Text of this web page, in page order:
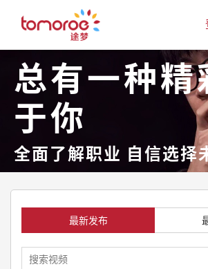
总有一种精
于你
全面了解职业 自信选择
最新发布